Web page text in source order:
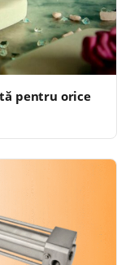
pentru orice